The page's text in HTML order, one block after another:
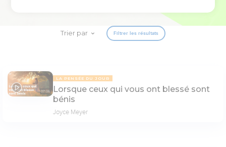
Trier par Filtrer les résultats
07:06
LA PENSÉE DU JOUR
Lorsque ceux qui vous ont blessé sont
bénis
Joyce Meyer